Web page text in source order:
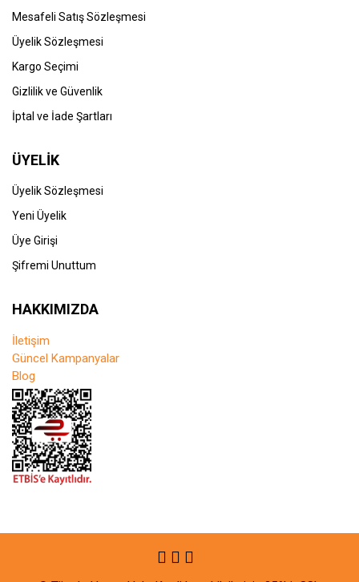
Mesafeli Satış Sözleşmesi
Üyelik Sözleşmesi
Kargo Seçimi
Gizlilik ve Güvenlik
İptal ve İade Şartları
ÜYELİK
Üyelik Sözleşmesi
Yeni Üyelik
Üye Girişi
Şifremi Unuttum
HAKKIMIZDA
İletişim
Güncel Kampanyalar
Blog